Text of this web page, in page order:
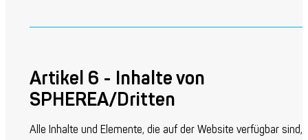
Artikel 6 - Inhalte von
SPHEREA/Dritten
Alle Inhalte und Elemente, die auf der Website verfügbar sind,